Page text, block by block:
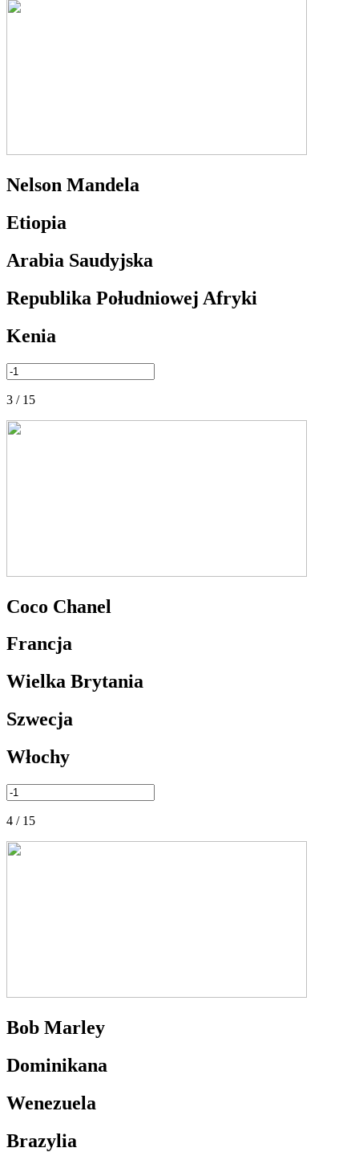
Nelson Mandela
Etiopia
Arabia Saudyjska
Republika Południowej Afryki
Kenia
3 / 15
Coco Chanel
Francja
Wielka Brytania
Szwecja
Włochy
4 / 15
Bob Marley
Dominikana
Wenezuela
Brazylia